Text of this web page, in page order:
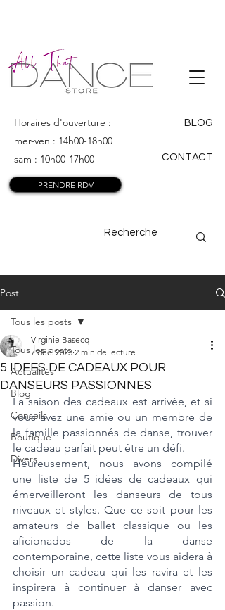
ALL THAT
DANCE
Horaires d'ouverture :
mer-ven : 14h00-18h00
sam : 10h00-17h00
BLOG
CONTACT
PRENDRE RDV
Post
Tous les posts
Actualités
Blog
Conseils
Boutique
Divers
Tous les posts
5 IDEES DE CADEAUX POUR
DANSEURS PASSIONNES
Virginie Basecq
7 déc. 2023 2 min de lecture
La saison des cadeaux est arrivée, et si
vous avez une amie ou un membre de
la famille passionnés de danse, trouver
le cadeau parfait peut être un défi.
Heureusement, nous avons compilé
une liste de 5 idées de cadeaux qui
émerveilleront les danseurs de tous
niveaux et styles. Que ce soit pour les
amateurs de ballet classique ou les
aficionados de la danse
contemporaine, cette liste vous aidera à
choisir un cadeau qui les ravira et les
inspirera à continuer à danser avec
passion.